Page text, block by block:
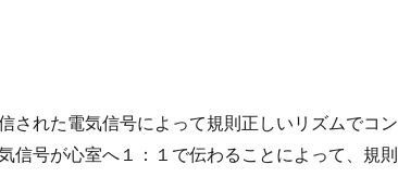
された電気信号によって規則正しいリズムでコン
信号が心室へ１：１で伝わることによって、規則